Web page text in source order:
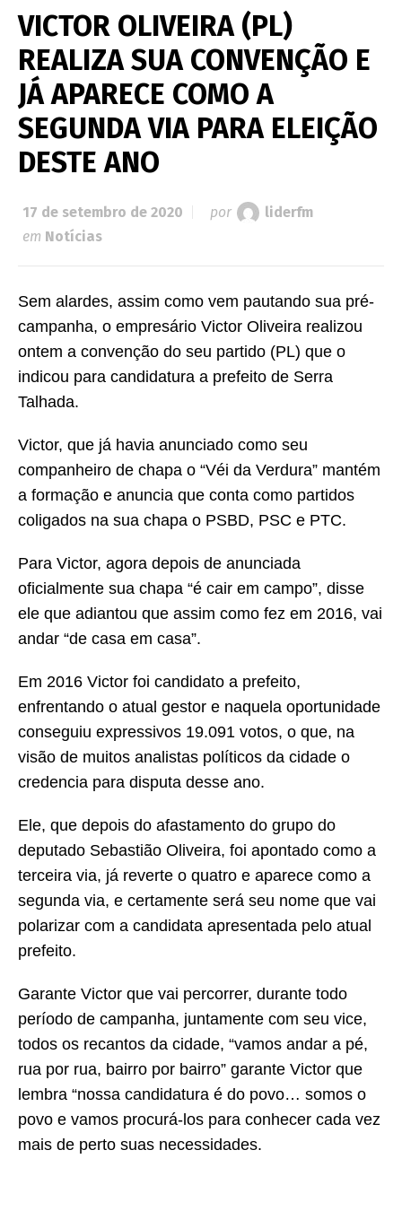
VICTOR OLIVEIRA (PL)
REALIZA SUA CONVENÇÃO E
JÁ APARECE COMO A
SEGUNDA VIA PARA ELEIÇÃO
DESTE ANO
17 de setembro de 2020 por
liderfm
em Notícias
Sem alardes, assim como vem pautando sua pré-
campanha, o empresário Victor Oliveira realizou
ontem a convenção do seu partido (PL) que o
indicou para candidatura a prefeito de Serra
Talhada.
Victor, que já havia anunciado como seu
companheiro de chapa o “Véi da Verdura” mantém
a formação e anuncia que conta como partidos
coligados na sua chapa o PSBD, PSC e PTC.
Para Victor, agora depois de anunciada
oficialmente sua chapa “é cair em campo”, disse
ele que adiantou que assim como fez em 2016, vai
andar “de casa em casa”.
Em 2016 Victor foi candidato a prefeito,
enfrentando o atual gestor e naquela oportunidade
conseguiu expressivos 19.091 votos, o que, na
visão de muitos analistas políticos da cidade o
credencia para disputa desse ano.
Ele, que depois do afastamento do grupo do
deputado Sebastião Oliveira, foi apontado como a
terceira via, já reverte o quatro e aparece como a
segunda via, e certamente será seu nome que vai
polarizar com a candidata apresentada pelo atual
prefeito.
Garante Victor que vai percorrer, durante todo
período de campanha, juntamente com seu vice,
todos os recantos da cidade, “vamos andar a pé,
rua por rua, bairro por bairro” garante Victor que
lembra “nossa candidatura é do povo… somos o
povo e vamos procurá-los para conhecer cada vez
mais de perto suas necessidades.